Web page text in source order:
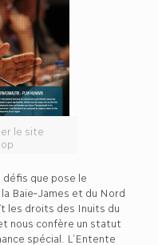
le site
défis que pose le
Baie‑James et du Nord
les droits des Inuits du
nous confère un statut
spécial. L’Entente